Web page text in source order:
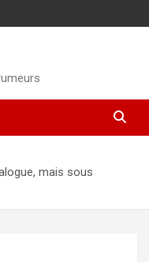
mais sous